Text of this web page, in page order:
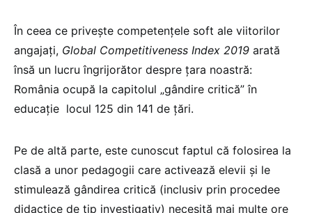
În ceea ce privește competențele soft ale viitorilor
angajați, Global Competitiveness Index 2019 arată
însă un lucru îngrijorător despre țara noastră:
România ocupă la capitolul „gândire critică” în
educație locul 125 din 141 de țări.
Pe de altă parte, este cunoscut faptul că folosirea la
clasă a unor pedagogii care activează elevii și le
stimulează gândirea critică (inclusiv prin procedee
didactice de tip investigativ) necesită mai multe ore